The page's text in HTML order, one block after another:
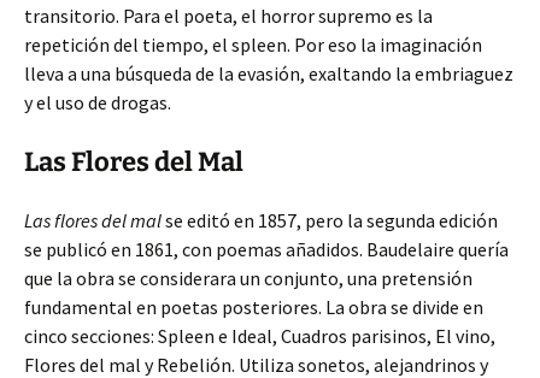
transitorio. Para el poeta, el horror supremo es la
repetición del tiempo, el spleen. Por eso la imaginación
lleva a una búsqueda de la evasión, exaltando la embriaguez
y el uso de drogas.
Las Flores del Mal
Las flores del malse editó en 1857, pero la segunda edición
se publicó en 1861, con poemas añadidos. Baudelaire quería
que la obra se considerara un conjunto, una pretensión
fundamental en poetas posteriores. La obra se divide en
cinco secciones: Spleen e Ideal, Cuadros parisinos, El vino,
Flores del mal y Rebelión. Utiliza sonetos, alejandrinos y